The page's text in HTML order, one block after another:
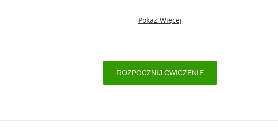
Pokaż Więcej
ROZPOCZNIJ ĆWICZENIE